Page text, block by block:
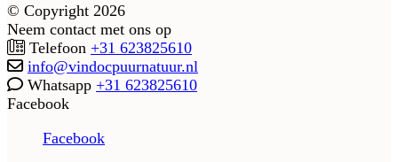
© Copyright 2026
Neem contact met ons op
Telefoon +31 623825610
info@vindocpuurnatuur.nl
Whatsapp +31 623825610
Facebook
Facebook